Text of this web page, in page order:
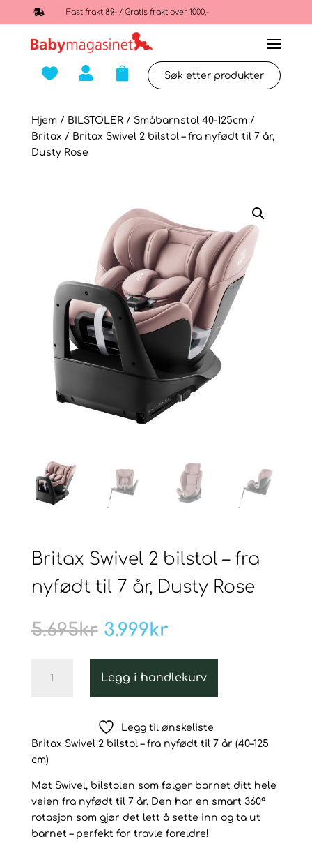
 Fast frakt 89,- / Gratis frakt over 1000,-
  
Hjem/ BILSTOLER/ Småbarnstol 40-125cm/
Britax / Britax Swivel 2 bilstol – fra nyfødt til 7 år,
Dusty Rose
Britax Swivel 2 bilstol – fra
nyfødt til 7 år, Dusty Rose
5.695kr Opprinnelig
var:
5.695kr.
3.999krNåværende
er:
3.999kr.
Swivel
fra
nyfødt
til
Dusty
Legg i handlekurv
Legg til ønskeliste
Britax Swivel 2 bilstol – fra nyfødt til 7 år (40–125
cm)
Møt Swivel, bilstolen som følger barnet ditt hele
veien fra nyfødt til 7 år. Den har en smart 360°
rotasjon som gjør det lett å sette inn og ta ut
barnet – perfekt for travle foreldre!